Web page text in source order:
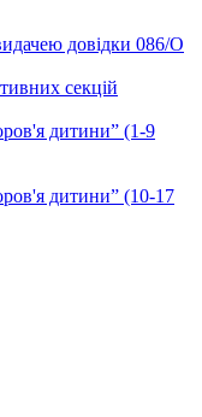
довідки 086/О
секцій
дитини” (1-9
дитини” (10-17